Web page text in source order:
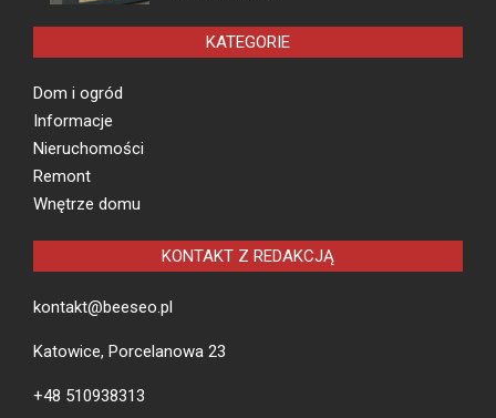
KATEGORIE
Dom i ogród
Informacje
Nieruchomości
Remont
Wnętrze domu
KONTAKT Z REDAKCJĄ
kontakt@beeseo.pl
Katowice, Porcelanowa 23
+48 510938313